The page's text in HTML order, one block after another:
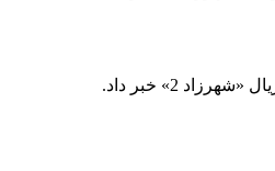
2» خبر داد.